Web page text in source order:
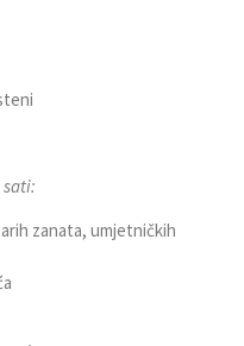
sati:
zanata, umjetničkih